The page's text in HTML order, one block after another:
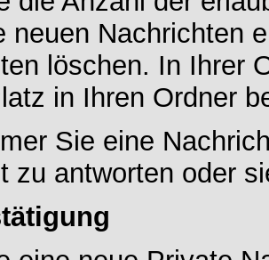
neuen Nachrichten
löschen. In Ihrer
in Ihren Ordner
Sie eine
zu antworten oder